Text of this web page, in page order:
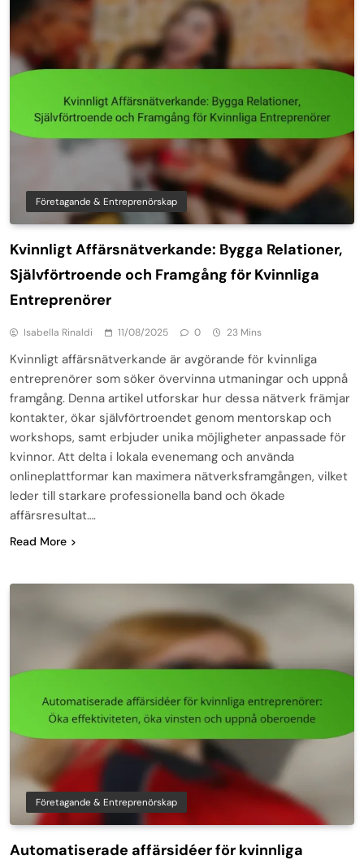
Företagande & Entreprenörskap
Kvinnligt Affärsnätverkande: Bygga Relationer,
Självförtroende och Framgång för Kvinnliga
Entreprenörer
Isabella Rinaldi 11/08/2025 0 23 Mins
Kvinnligt affärsnätverkande är avgörande för kvinnliga
entreprenörer som söker övervinna utmaningar och uppnå
framgång. Denna artikel utforskar hur dessa nätverk främjar
kontakter, ökar självförtroendet genom mentorskap och
workshops, samt erbjuder unika möjligheter anpassade för
kvinnor. Att delta i lokala evenemang och använda
onlineplattformar kan maximera nätverksframgången, vilket
leder till starkare professionella band och ökade
affärsresultat….
Read More
Företagande & Entreprenörskap
Automatiserade affärsidéer för kvinnliga